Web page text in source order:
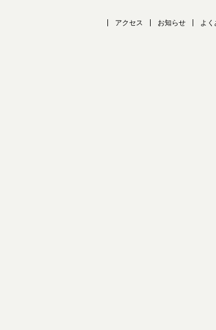
アクセス お知らせ よく